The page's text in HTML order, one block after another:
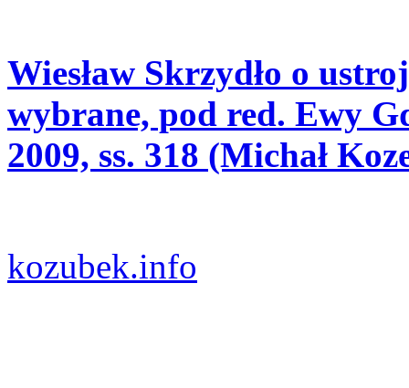
Wiesław Skrzydło o
wybrane, pod red. Ewy
2009, ss. 318 (Michał
kozubek.info